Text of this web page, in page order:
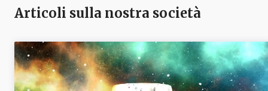
Articoli sulla nostra società